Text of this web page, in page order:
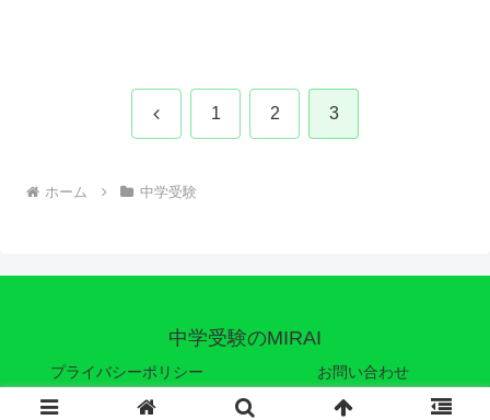
前 1 2 3
ホーム 中学受験
中学受験のMIRAI
プライバシーポリシー お問い合わせ
© 2021 中学受験のMIRAI.